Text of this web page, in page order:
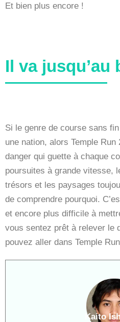
Et bien plus encore !
Il va jusqu’au
Si le genre de course sans
une nation, alors Temple
danger qui guette à chaque
poursuites à grande vitesse,
trésors et les paysages
de comprendre pourquoi.
et encore plus difficile à
vous sentez prêt à relever le
pouvez aller dans Temple
Kaito